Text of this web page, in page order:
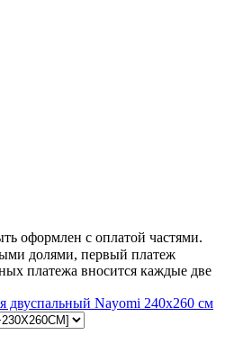
оформлен с оплатой частями.
долями, первый платеж
платежа вносится каждые две
двуспальный Nayomi 240x260 см